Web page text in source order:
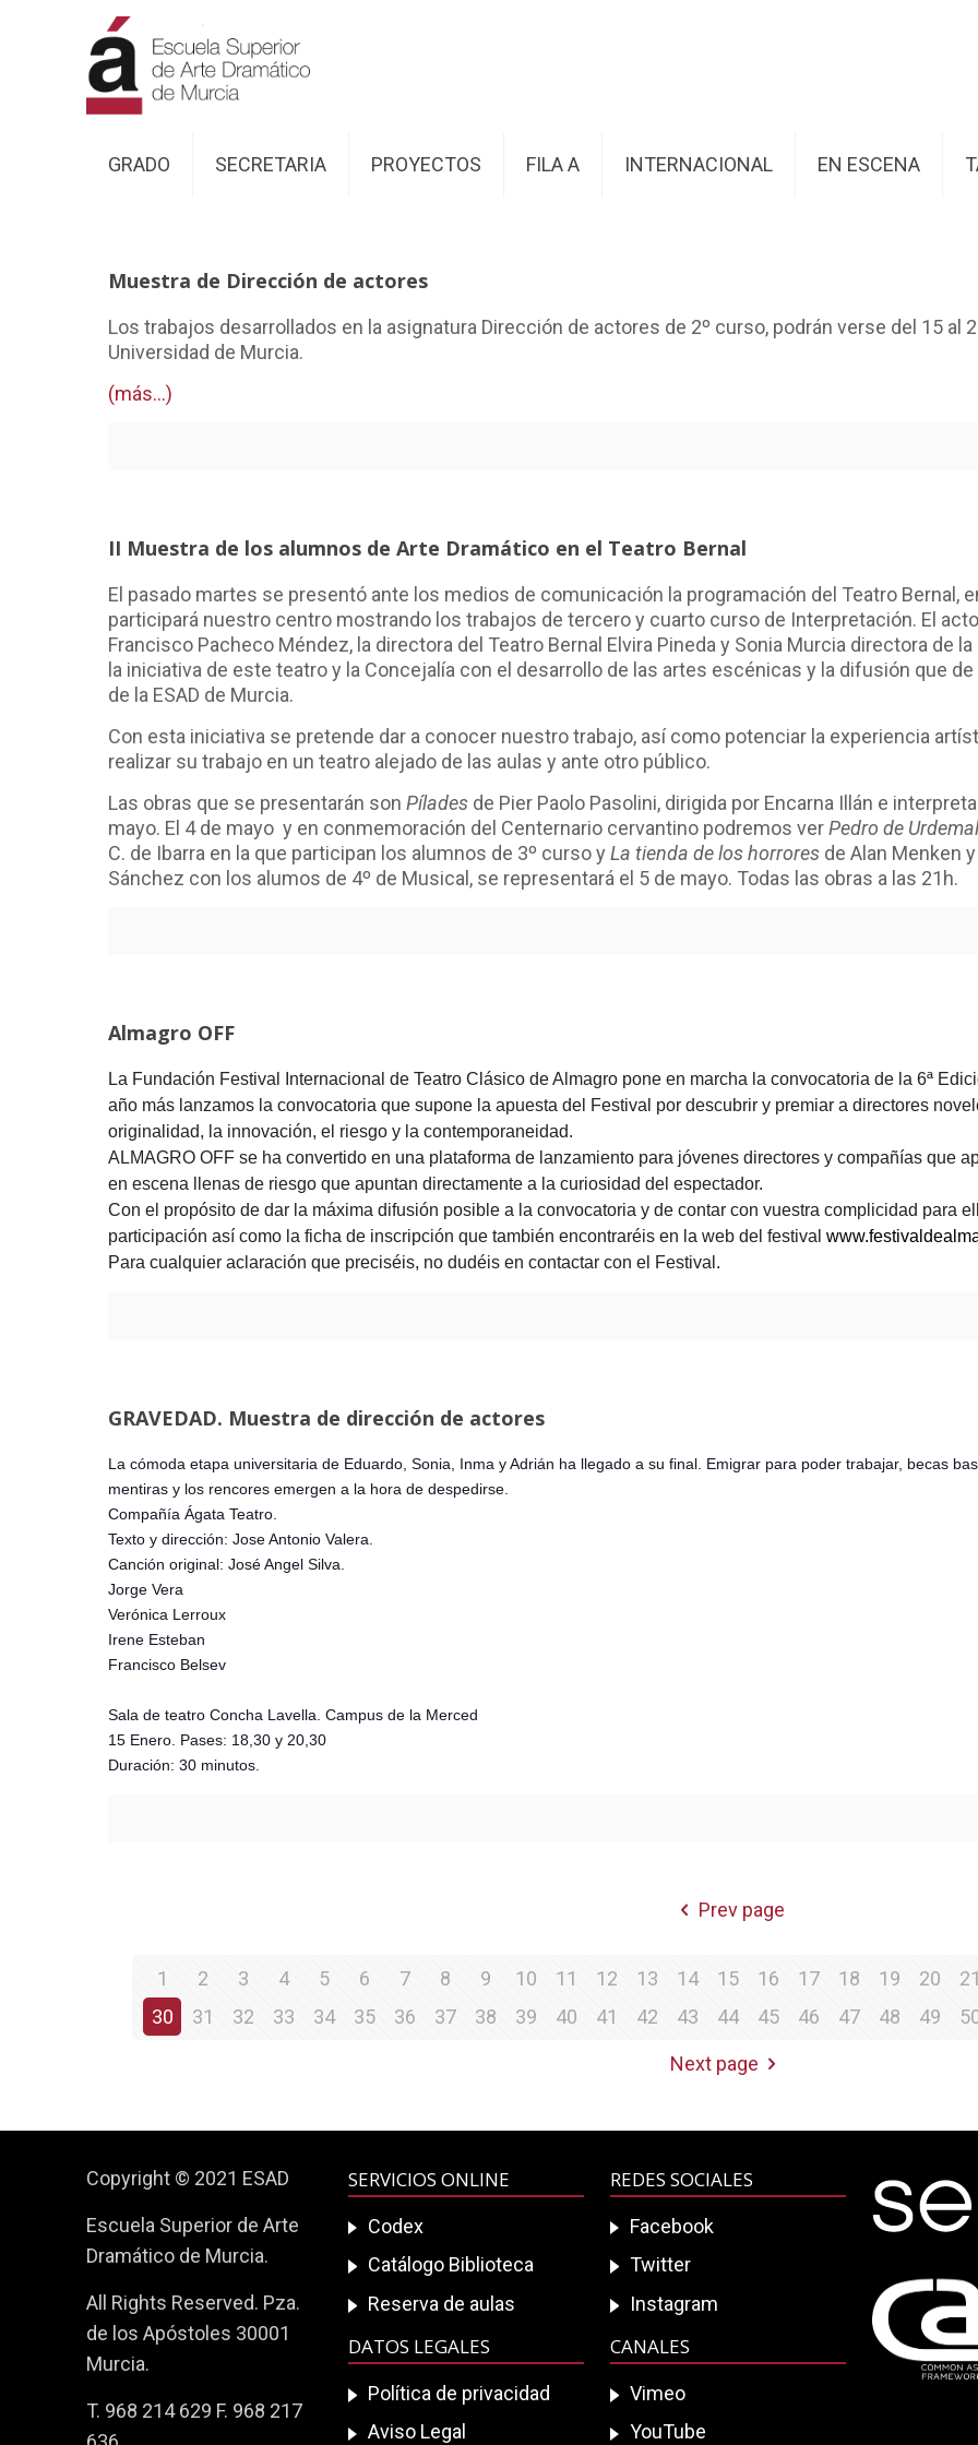
GRADO SECRETARIA PROYECTOS FILA A INTERNACIONAL EN ESCENA
Muestra de Dirección de actores
Los trabajos desarrollados en la asignatura Dirección de actores de 2º curso, podrán verse del 15 al
Universidad de Murcia.
(más…)
II Muestra de los alumnos de Arte Dramático en el Teatro Bernal
El pasado martes se presentó ante los medios de comunicación la programación del Teatro Bernal,
participará nuestro centro mostrando los trabajos de tercero y cuarto curso de Interpretación. El
Francisco Pacheco Méndez, la directora del Teatro Bernal Elvira Pineda y Sonia Murcia directora de
la iniciativa de este teatro y la Concejalía con el desarrollo de las artes escénicas y la difusión que
de la ESAD de Murcia.
Con esta iniciativa se pretende dar a conocer nuestro trabajo, así como potenciar la experiencia
realizar su trabajo en un teatro alejado de las aulas y ante otro público.
Las obras que se presentarán son Pílades de Pier Paolo Pasolini, dirigida por Encarna Illán e
mayo. El 4 de mayo y en conmemoración del Centernario cervantino podremos verPedro de
C. de Ibarra en la que participan los alumnos de 3º curso y La tienda de los horrores de Alan Menken
Sánchez con los alumos de 4º de Musical, se representará el 5 de mayo. Todas las obras a las 21h.
Almagro OFF
La Fundación Festival Internacional de Teatro Clásico de Almagro pone en marcha la convocatoria de la 6ª
año más lanzamos la convocatoria que supone la apuesta del Festival por descubrir y premiar a directores
originalidad, la innovación, el riesgo y la contemporaneidad.
ALMAGRO OFF se ha convertido en una plataforma de lanzamiento para jóvenes directores y compañías que
en escena llenas de riesgo que apuntan directamente a la curiosidad del espectador.
Con el propósito de dar la máxima difusión posible a la convocatoria y de contar con vuestra complicidad para
participación así como la ficha de inscripción que también encontraréis en la web del festival
Para cualquier aclaración que preciséis, no dudéis en contactar con el Festival.
GRAVEDAD. Muestra de dirección de actores
La cómoda etapa universitaria de Eduardo, Sonia, Inma y Adrián ha llegado a su final. Emigrar para poder trabajar, becas
mentiras y los rencores emergen a la hora de despedirse.
Compañía Ágata Teatro.
Texto y dirección: Jose Antonio Valera.
Canción original: José Angel Silva.
Jorge Vera
Verónica Lerroux
Irene Esteban
Francisco Belsev
Sala de teatro Concha Lavella. Campus de la Merced
15 Enero. Pases: 18,30 y 20,30
Duración: 30 minutos.
Prev page
1 2 3 4 5 6 7 8 9 10 11 12 13 14 15 16 17 18 19 20
30
31 32 33 34 35 36 37 38 39 40 41 42 43 44 45 46 47 48 49
Next page
Copyright © 2021 ESAD
Escuela Superior de Arte
Dramático de Murcia.
All Rights Reserved. Pza.
de los Apóstoles 30001
Murcia.
T. 968 214 629 F. 968 217
SERVICIOS ONLINE
Codex
Catálogo Biblioteca
Reserva de aulas
DATOS LEGALES
Política de privacidad
Aviso Legal
REDES SOCIALES
Facebook
Twitter
Instagram
CANALES
Vimeo
YouTube